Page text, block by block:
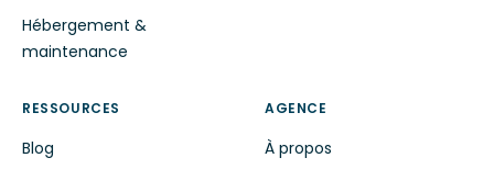
Hébergement &
maintenance
RESSOURCES
Blog
AGENCE
À propos